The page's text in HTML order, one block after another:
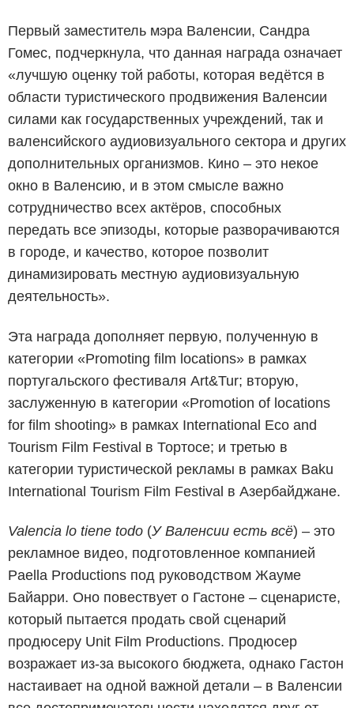
Первый заместитель мэра Валенсии, Сандра
Гомес, подчеркнула, что данная награда означает
«лучшую оценку той работы, которая ведётся в
области туристического продвижения Валенсии
силами как государственных учреждений, так и
валенсийского аудиовизуального сектора и других
дополнительных организмов. Кино – это некое
окно в Валенсию, и в этом смысле важно
сотрудничество всех актёров, способных
передать все эпизоды, которые разворачиваются
в городе, и качество, которое позволит
динамизировать местную аудиовизуальную
деятельность».
Эта награда дополняет первую, полученную в
категории «Promoting film locations» в рамках
португальского фестиваля Art&Tur; вторую,
заслуженную в категории «Promotion of locations
for film shooting» в рамках International Eco and
Tourism Film Festival в Тортосе; и третью в
категории туристической рекламы в рамках Baku
International Tourism Film Festival в Азербайджане.
Valencia lo tiene todo (У Валенсии есть всё) – это
рекламное видео, подготовленное компанией
Paella Productions под руководством Жауме
Байарри. Оно повествует о Гастоне – сценаристе,
который пытается продать свой сценарий
продюсеру Unit Film Productions. Продюсер
возражает из-за высокого бюджета, однако Гастон
настаивает на одной важной детали – в Валенсии